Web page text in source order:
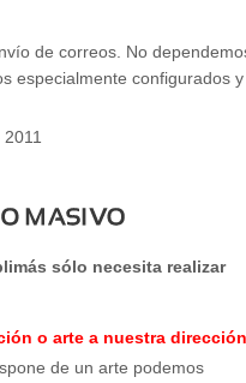
de correos. No
especialmente
sólo necesita realizar
o arte a nuestra dirección
de un arte podemos